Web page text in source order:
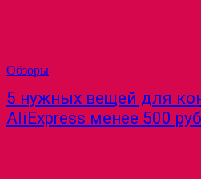
Обзоры
5 нужных вещей для
AliExpress менее 500